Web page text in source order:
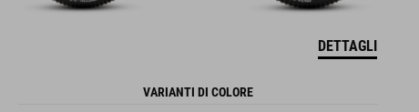
DETTAGLI
VARIANTI DI COLORE